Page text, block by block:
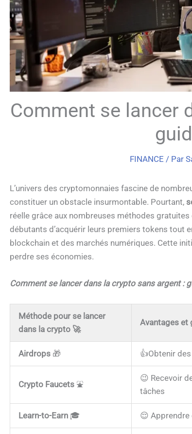
Comment se lancer
FINANCE / Par
L’univers des cryptomonnaies fascine de
constituer un obstacle insurmontable. Pourtant,
réelle grâce aux nombreuses méthodes
débutants d’acquérir leurs premiers tokens tout
blockchain et des marchés numériques. Cette
perdre ses économies.
Comment se lancer dans la crypto sans argent :
Méthode pour se lancer
dans la crypto 🚀
Avantages et
Airdrops 🎁 👍Obtenir
Crypto Faucets ⛲
😉 Recevoir
tâches
Learn-to-Earn 🎓 😌 Apprendre